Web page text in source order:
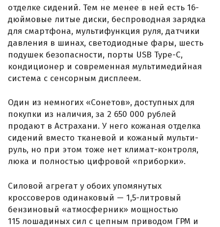
отделке сидений. Тем не менее в ней есть 16-
дюймовые литые диски, беспроводная зарядка
для смартфона, мультифункция руля, датчики
давления в шинах, светодиодные фары, шесть
подушек безопасности, порты USB Type-C,
кондиционер и современная мультимедийная
система с сенсорным дисплеем.
Один из немногих «Сонетов», доступных для
покупки из наличия, за 2 650 000 рублей
продают в Астрахани. У него кожаная отделка
сидений вместо тканевой и кожаный мульти-
руль, но при этом тоже нет климат-контроля,
люка и полностью цифровой «приборки».
Силовой агрегат у обоих упомянутых
кроссоверов одинаковый — 1,5-литровый
бензиновый «атмосферник» мощностью
115 лошадиных сил с цепным приводом ГРМ и